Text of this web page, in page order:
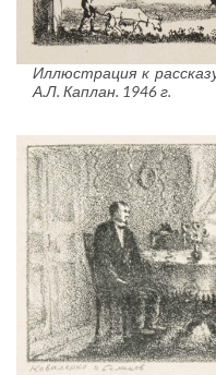
Иллюстрация к
А.Л. Каплан. 1946 г.